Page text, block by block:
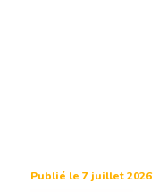
Publié le 7 juillet 2026